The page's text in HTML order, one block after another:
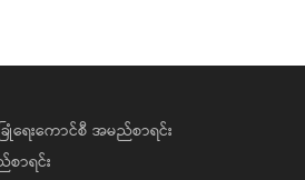
ရေးကောင်စီ အမည်စာရင်း
ာရင်း